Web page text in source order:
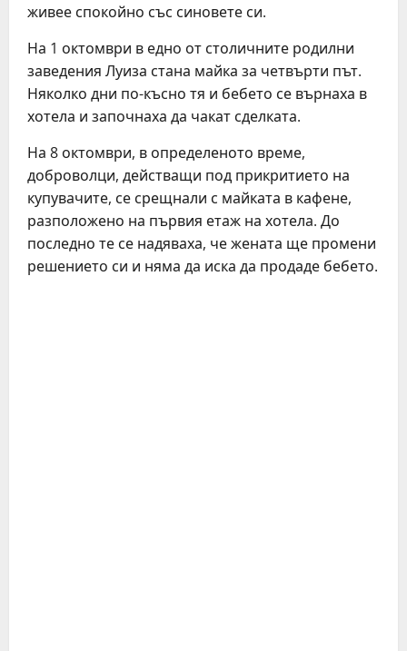
живее спокойно със синовете си.
На 1 октомври в едно от столичните родилни
заведения Луиза стана майка за четвърти път.
Няколко дни по-късно тя и бебето се върнаха в
хотела и започнаха да чакат сделката.
На 8 октомври, в определеното време,
доброволци, действащи под прикритието на
купувачите, се срещнали с майката в кафене,
разположено на първия етаж на хотела. До
последно те се надяваха, че жената ще промени
решението си и няма да иска да продаде бебето.